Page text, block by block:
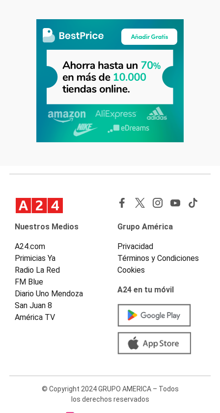
Nuestros Medios
A24.com
Primicias Ya
Radio La Red
FM Blue
Diario Uno Mendoza
San Juan 8
América TV
Grupo América
Privacidad
Términos y Condiciones
Cookies
A24 en tu móvil
© Copyright 2024 GRUPO AMERICA – Todos
los derechos reservados